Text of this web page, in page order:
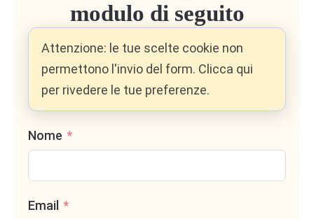
solo un esercizio teorico o un’operazione riservata
a momenti straordinari come la vendita, la ricerca
di investitori o il passaggio generazionale. Al
contrario, conoscere il valore del proprio business
è una pratica essenziale per ogni imprenditore che
e guidare la propria impresa verso una crescita
sottovalutare questo aspetto, affidandosi a
modulo di seguito
Attenzione: le tue scelte cookie non
permettono l'invio del form. Clicca qui
per rivedere le tue preferenze.
Nome
Email